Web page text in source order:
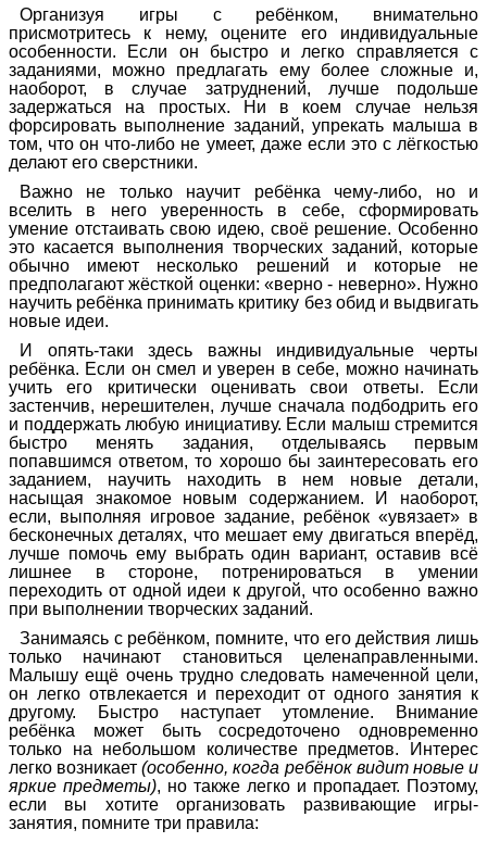
Организуя игры с ребёнком, внимательно
присмотритесь к нему, оцените его индивидуальные
особенности. Если он быстро и легко справляется с
заданиями, можно предлагать ему более сложные и,
наоборот, в случае затруднений, лучше подольше
задержаться на простых. Ни в коем случае нельзя
форсировать выполнение заданий, упрекать малыша в
том, что он что-либо не умеет, даже если это с лёгкостью
делают его сверстники.
Важно не только научит ребёнка чему-либо, но и
вселить в него уверенность в себе, сформировать
умение отстаивать свою идею, своё решение. Особенно
это касается выполнения творческих заданий, которые
обычно имеют несколько решений и которые не
предполагают жёсткой оценки: «верно - неверно». Нужно
научить ребёнка принимать критику без обид и выдвигать
новые идеи.
И опять-таки здесь важны индивидуальные черты
ребёнка. Если он смел и уверен в себе, можно начинать
учить его критически оценивать свои ответы. Если
застенчив, нерешителен, лучше сначала подбодрить его
и поддержать любую инициативу. Если малыш стремится
быстро менять задания, отделываясь первым
попавшимся ответом, то хорошо бы заинтересовать его
заданием, научить находить в нем новые детали,
насыщая знакомое новым содержанием. И наоборот,
если, выполняя игровое задание, ребёнок «увязает» в
бесконечных деталях, что мешает ему двигаться вперёд,
лучше помочь ему выбрать один вариант, оставив всё
лишнее в стороне, потренироваться в умении
переходить от одной идеи к другой, что особенно важно
при выполнении творческих заданий.
Занимаясь с ребёнком, помните, что его действия лишь
только начинают становиться целенаправленными.
Малышу ещё очень трудно следовать намеченной цели,
он легко отвлекается и переходит от одного занятия к
другому. Быстро наступает утомление. Внимание
ребёнка может быть сосредоточено одновременно
только на небольшом количестве предметов. Интерес
легко возникает(особенно, когда ребёнок видит новые и
яркие предметы), но также легко и пропадает. Поэтому,
если вы хотите организовать развивающие игры-
занятия, помните три правила: